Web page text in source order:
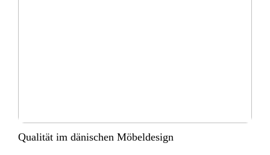
Qualität im dänischen Möbeldesign